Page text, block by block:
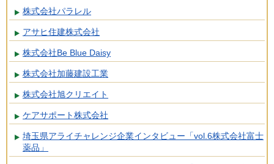
株式会社パラレル
アサヒ住建株式会社
株式会社Be Blue Daisy
株式会社加藤建設工業
株式会社旭クリエイト
ケアサポート株式会社
埼玉県アライチャレンジ企業インタビュー「vol.6株式会社富士
薬品」